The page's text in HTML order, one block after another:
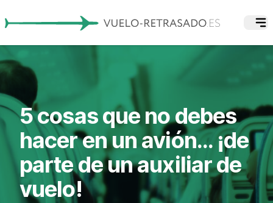
5 cosas que no debes
hacer en un avión... ¡de
parte de un auxiliar de
vuelo!